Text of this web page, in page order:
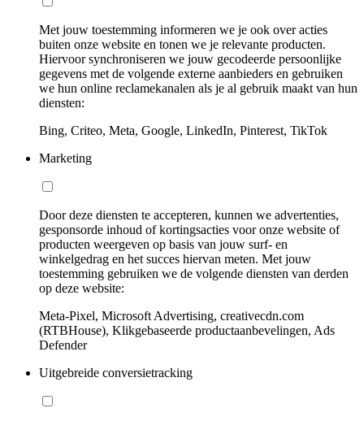
Met jouw toestemming informeren we je ook over acties
buiten onze website en tonen we je relevante producten.
Hiervoor synchroniseren we jouw gecodeerde persoonlijke
gegevens met de volgende externe aanbieders en gebruiken
we hun online reclamekanalen als je al gebruik maakt van hun
diensten:
Bing, Criteo, Meta, Google, LinkedIn, Pinterest, TikTok
Marketing
Door deze diensten te accepteren, kunnen we advertenties,
gesponsorde inhoud of kortingsacties voor onze website of
producten weergeven op basis van jouw surf- en
winkelgedrag en het succes hiervan meten. Met jouw
toestemming gebruiken we de volgende diensten van derden
op deze website:
Meta-Pixel, Microsoft Advertising, creativecdn.com
(RTBHouse), Klikgebaseerde productaanbevelingen, Ads
Defender
Uitgebreide conversietracking